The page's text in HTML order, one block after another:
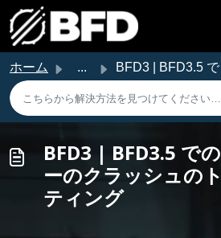
メインコンテンツに移動
ホーム ... BFD3 | BFD3.5 でのインストーラーのクラッシュのトラブルシューティング
BFD3 | BFD3.5 で
ーのクラッシュの
ティング